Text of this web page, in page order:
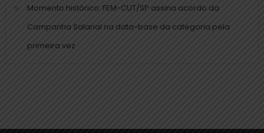
Momento histórico: FEM-CUT/SP assina acordo da
Campanha Salarial na data-base da categoria pela
primeira vez